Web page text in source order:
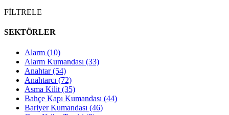
FİLTRELE
SEKTÖRLER
Alarm (10)
Alarm Kumandası (33)
Anahtar(54)
Anahtarcı (72)
Asma Kilit (35)
Bahçe Kapı Kumandası (44)
Bariyer Kumandası (46)